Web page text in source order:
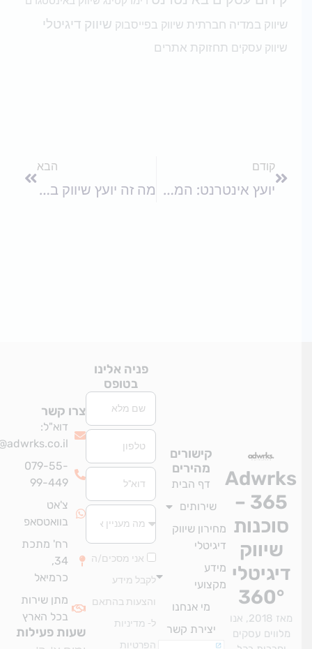
שיווק במדיה חברתית שיווק בפייסבוק שיווק דיגיטלי
שיווק עסקים תחזוקת אתרים
קודם
יועץ אינטרנט: המפתח להצלחה שלכם בעולם הדיגיטלי מה זה יועץ שיווק באינטרנט?
365 –
סוכנות
שיווק
דיגיטלי
360°
מאז 2018, אנו
מלווים עסקים
צרו קשר
דוא"ל:
info@adwrks.co.il
079-55-
99-449
צ'אט
בוואטסאפ
רח' מתכת
כרמיאל
מתן שירות
בכל הארץ
שעות פעילות
פניה אלינו
בטופס
אימייל
אני מסכים/ה
לקבל מידע
והצעות בהתאם
מדיניות
הפרטיות
קישורים
מהירים
דף הבית
שירותים
מחירון שיווק
דיגיטלי
מידע
מקצועי
מי אנחנו
יצירת קשר